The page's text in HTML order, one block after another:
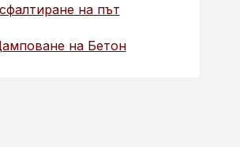
на път
на Бетон